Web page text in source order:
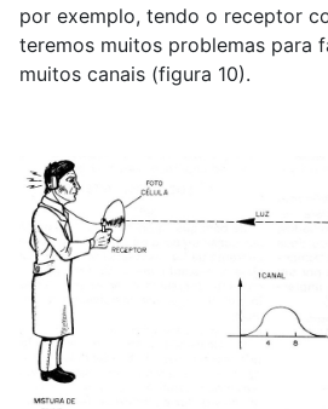
por exemplo, tendo o receptor
teremos muitos problemas para
muitos canais (figura 10).